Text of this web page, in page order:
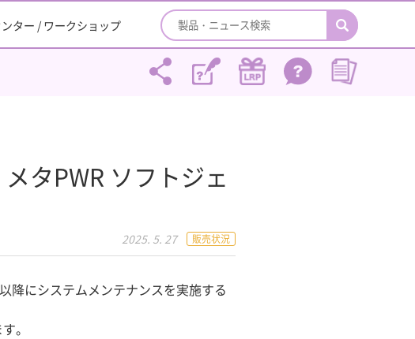
ター / ワークショップ
タPWR ソフトジェ
2025. 5. 27 販売状況
降にシステムメンテナンスを実施する
。